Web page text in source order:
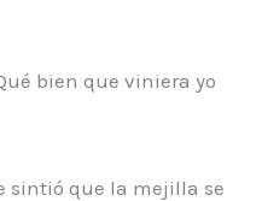
bien que viniera yo
sintió que la mejilla se